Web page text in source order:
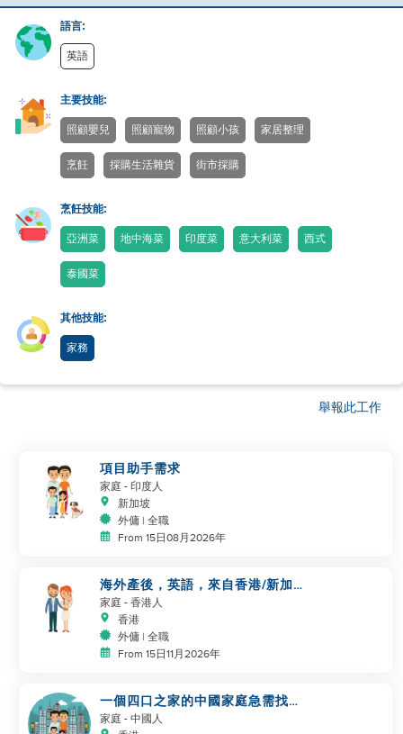
語言:
英語
主要技能:
照顧嬰兒 照顧寵物 照顧小孩 家居整理
烹飪 採購生活雜貨 街市採購
烹飪技能:
亞洲菜 地中海菜 印度菜 意大利菜 西式
泰國菜
其他技能:
家務
舉報此工作
項目助手需求
家庭 - 印度人
新加坡
外傭 | 全職
From 15日08月2026年
海外產後，英語，來自香港/新加
坡/馬來西亞/台灣，照顧新生嬰兒
家庭 - 香港人
香港
外傭 | 全職
From 15日11月2026年
一個四口之家的中國家庭急需找幫
手
家庭 - 中國人